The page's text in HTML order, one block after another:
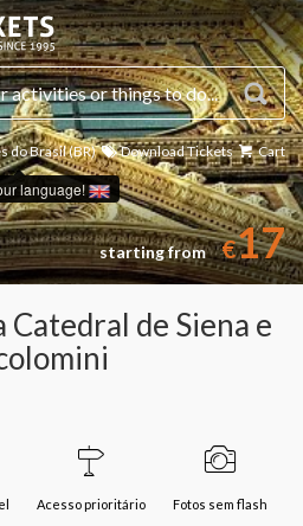
do Brasil (BR)
language!
Download Tickets Cart
starting from €17
Catedral de Siena e
Acesso prioritário Fotos sem flash